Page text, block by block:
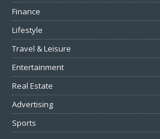
Finance
Lifestyle
Travel & Leisure
Entertainment
Real Estate
Advertising
Sports